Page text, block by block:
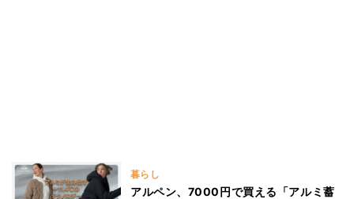
暮らし
アルペン、7000円で買える「アルミ蓄